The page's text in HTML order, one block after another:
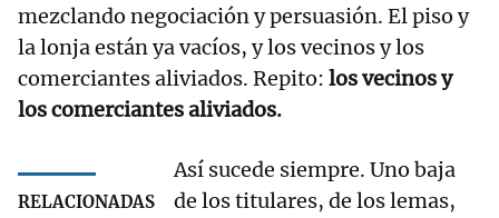
mezclando negociación y persuasión. El piso y
la lonja están ya vacíos, y los vecinos y los
comerciantes aliviados. Repito: los vecinos y
los comerciantes aliviados.
RELACIONADAS
Así sucede siempre. Uno baja
de los titulares, de los lemas,